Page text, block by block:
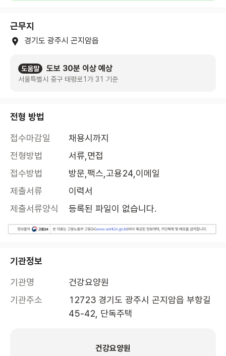
근무지
경기도 광주시 곤지암읍
도움말 도보 30분 이상 예상
서울특별시 중구 태평로1가 31 기준
전형 방법
접수마감일
채용시까지
전형방법
서류,면접
접수방법
방문,팩스,고용24,이메일
제출서류
이력서
제출서류양식
등록된 파일이 없습니다.
기관정보
기관명
건강요양원
기관주소
12723 경기도 광주시 곤지암읍 부항길
45-42, 단독주택
건강요양원